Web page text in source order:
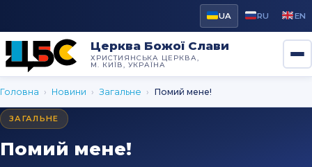
UA RU EN
Церква Божої Слави
ХРИСТИЯНСЬКА ЦЕРКВА,
М. КИЇВ, УКРАЇНА
Головна › Новини › Загальне › Помий мене!
ЗАГАЛЬНЕ
Помий мене!